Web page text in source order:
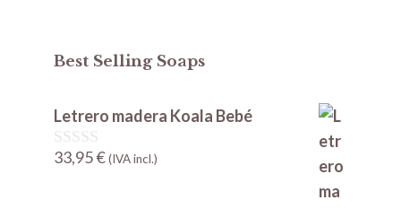
Best Selling Soaps
Letrero madera Koala Bebé
0
33,95€(IVA incl.)